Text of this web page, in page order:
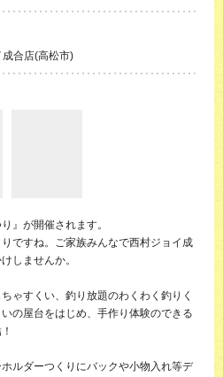
合店(高松市)
』が開催されます。
ですね。ご家族みんなで西村ジョイ成
しませんか。
ゃすくい、釣り放題のわくわく釣りく
の屋台をはじめ、手作り体験のできる
ルダーつくりにバックや小物入れ等デ